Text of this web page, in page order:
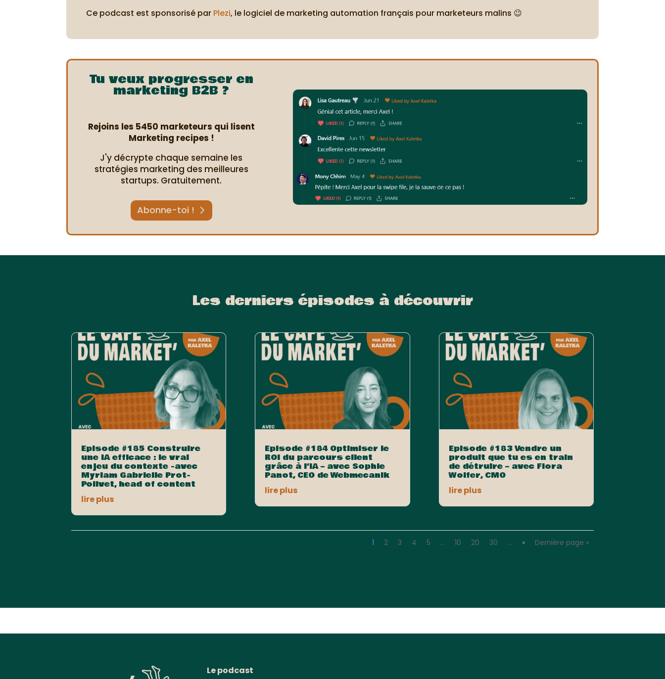
Ce podcast est sponsorisé par Plezi, le logiciel de marketing automation français pour marketeurs malins 😉
Tu veux progresser en
marketing B2B ?
Rejoins les 5450 marketeurs qui lisent
Marketing recipes !
J'y décrypte chaque semaine les
stratégies marketing des meilleures
startups. Gratuitement.
Abonne-toi !
Les derniers épisodes à découvrir
Episode #185 Construire
une IA efficace : le vrai
enjeu du contexte -avec
Myriam Gabrielle Prot-
Poilvet, head of content
lire plus
Episode #184 Optimiser le
ROI du parcours client
grâce à l’IA – avec Sophie
Panot, CEO de Webmecanik
lire plus
Episode #183 Vendre un
produit que tu es en train
de détruire – avec Flora
Wolfer, CMO
lire plus
1 2 3 4 5 … 10 20 30 … » Dernière page »
Le podcast